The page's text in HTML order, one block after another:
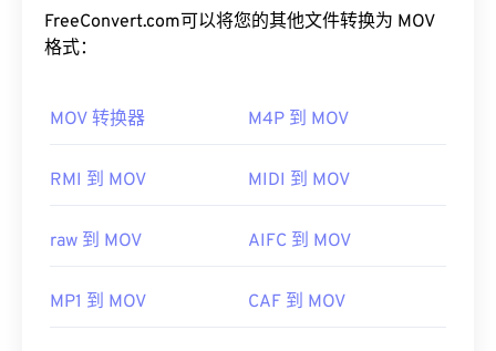
信，因此大多数3G 移动设备都可以打开它们。
其他可以打开 3GA 文件的程序包括
件时出现问题，请重命名文件，使其包含扩展名
“3GP”，然后尝试再次打开。
开发者： 第三代合作伙伴计划（3GPP）
有用的链接：
Rate_audio_codec
件进行高度精准的编辑。
默认情况下，MOV 文件使用QuickTime
Windows Media Player
打开，但较新版本的播放器无
请使用VLC Media Player
，该播放器支持多种平
请注意，另外两种文件类型也使用 MOV 扩展名。它
FreeConvert.com可以将您的其他文件转换为 MOV
格式：
MOV 转换器 M4P 到 MOV
RMI 到 MOV MIDI 到 MOV
raw 到 MOV AIFC 到 MOV
MP1 到 MOV CAF 到 MOV